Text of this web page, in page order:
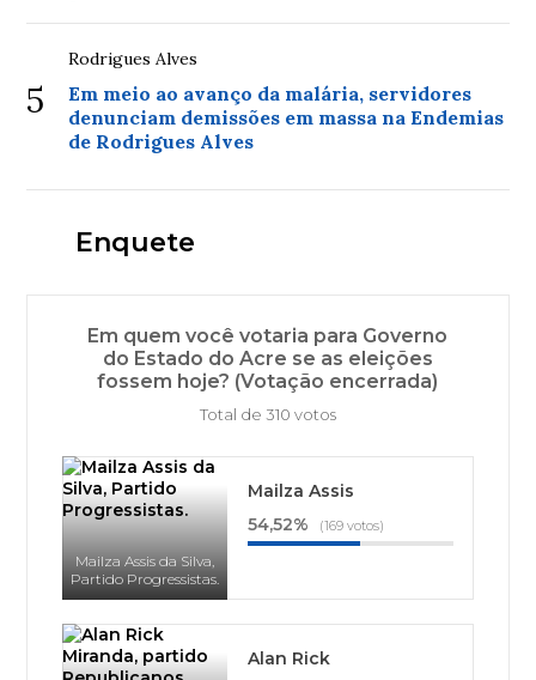
5
Rodrigues Alves
Em meio ao avanço da malária, servidores
denunciam demissões em massa na Endemias
de Rodrigues Alves
Enquete
Em quem você votaria para Governo
do Estado do Acre se as eleições
fossem hoje? (Votação encerrada)
Total de 310 votos
Mailza Assis da Silva,
Partido Progressistas.
Mailza Assis
54,52%
(169 votos)
Alan Rick